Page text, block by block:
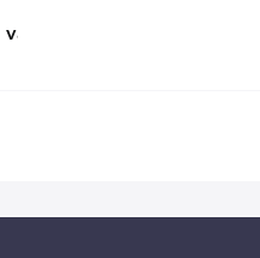
vanaf € 64,95 *